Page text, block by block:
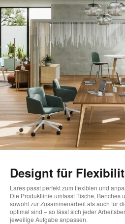
Designt für
Lares passt perfekt zum flexiblen und
Die Produktlinie umfasst Tische, Benches
sowohl zur Zusammenarbeit als auch für
optimal sind – so lässt sich jeder
jeweilige Aufgabe anpassen.